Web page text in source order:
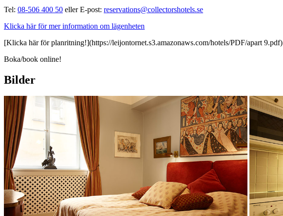
Tel: 08-506 400 50 eller E-post: reservations@collectorshotels.se
Klicka här för mer information om lägenheten
[Klicka här för planritning!](https://leijontornet.s3.amazonaws.com/hotels/PDF/apart 9.pdf)
Boka/book online!
Bilder